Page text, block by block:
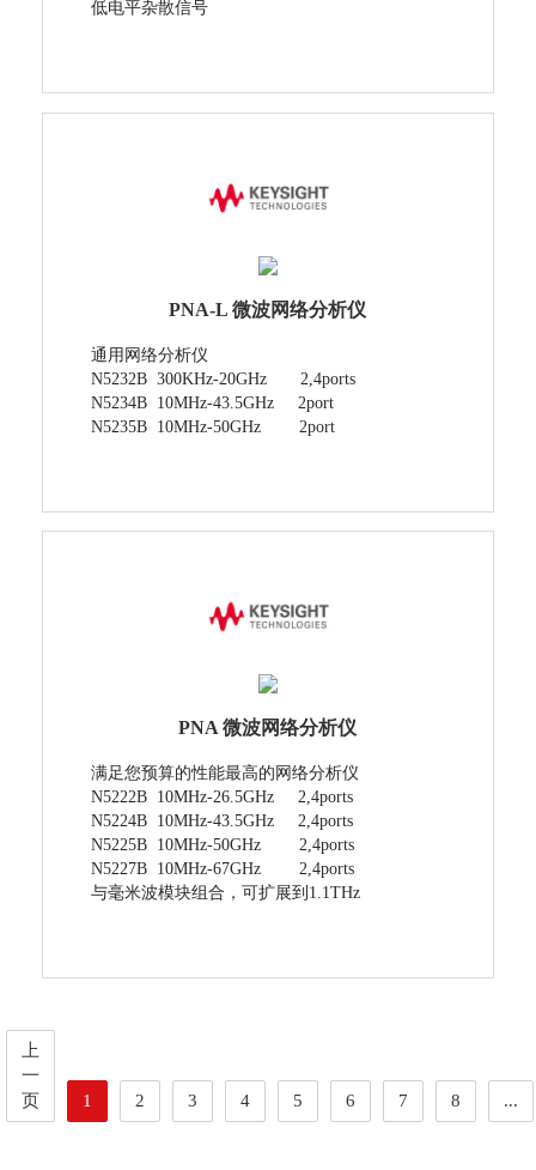
低电平杂散信号
PNA-L 微波网络分析仪
通用网络分析仪
N5232B 300KHz-20GHz 2,4ports
N5234B 10MHz-43.5GHz 2port
N5235B 10MHz-50GHz 2port
PNA 微波网络分析仪
满足您预算的性能最高的网络分析仪
N5222B 10MHz-26.5GHz 2,4ports
N5224B 10MHz-43.5GHz 2,4ports
N5225B 10MHz-50GHz 2,4ports
N5227B 10MHz-67GHz 2,4ports
与毫米波模块组合，可扩展到1.1THz
上
一
页
1 2 3 4 5 6 7 8 ...